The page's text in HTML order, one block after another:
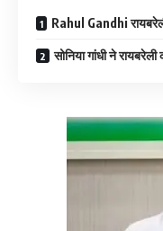
Rahul Gandhi
सोनिया गांधी ने